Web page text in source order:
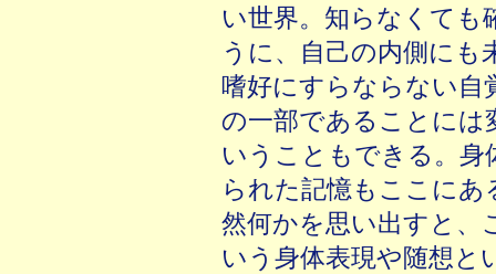
い世界。知らなくても
うに、自己の内側にも
嗜好にすらならない自
の一部であることには
いうこともできる。身
られた記憶もここに
然何かを思い出すと、
いう身体表現や随想と